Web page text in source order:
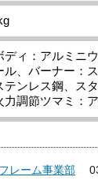
ディ：アルミニ
ル、バーナー：
テンレス鋼、ス
力調節ツマミ：
レーム事業部 03